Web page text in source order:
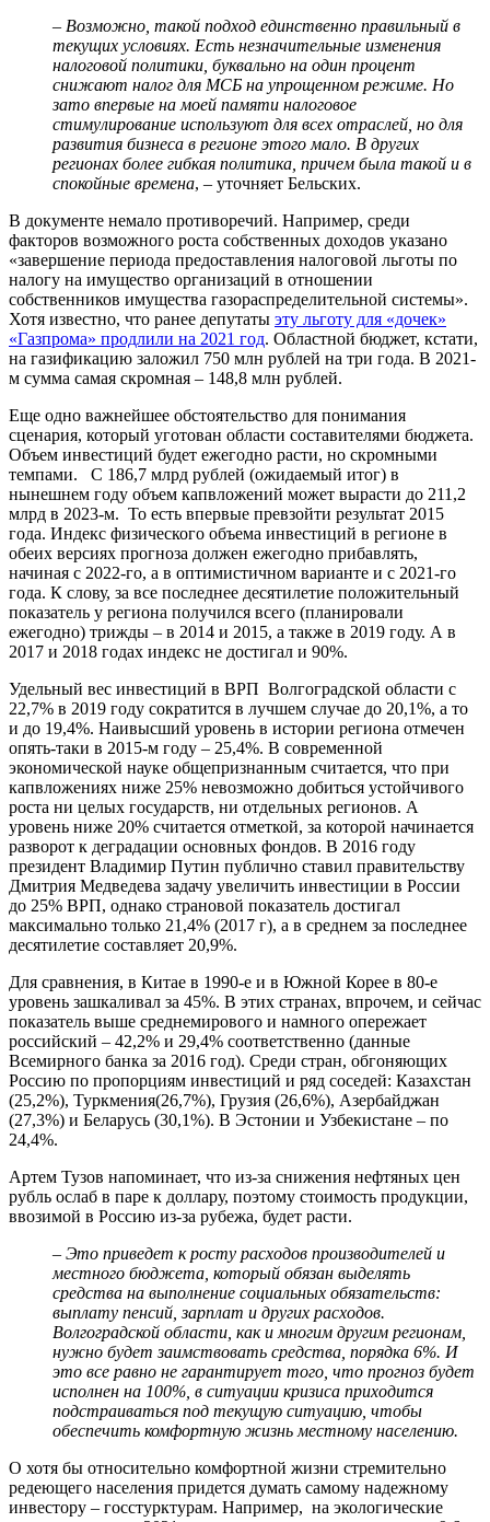
– Возможно, такой подход единственно правильный в
текущих условиях. Есть незначительные изменения
налоговой политики, буквально на один процент
снижают налог для МСБ на упрощенном режиме. Но
зато впервые на моей памяти налоговое
стимулирование используют для всех отраслей, но для
развития бизнеса в регионе этого мало. В других
регионах более гибкая политика, причем была такой и в
спокойные времена, – уточняет Бельских.
В документе немало противоречий. Например, среди
факторов возможного роста собственных доходов указано
«завершение периода предоставления налоговой льготы по
налогу на имущество организаций в отношении
собственников имущества газораспределительной системы».
Хотя известно, что ранее депутаты эту льготу для «дочек»
«Газпрома» продлили на 2021 год. Областной бюджет, кстати,
на газификацию заложил 750 млн рублей на три года. В 2021-
м сумма самая скромная – 148,8 млн рублей.
Еще одно важнейшее обстоятельство для понимания
сценария, который уготован области составителями бюджета.
Объем инвестиций будет ежегодно расти, но скромными
темпами. С 186,7 млрд рублей (ожидаемый итог) в
нынешнем году объем капвложений может вырасти до 211,2
млрд в 2023-м. То есть впервые превзойти результат 2015
года. Индекс физического объема инвестиций в регионе в
обеих версиях прогноза должен ежегодно прибавлять,
начиная с 2022-го, а в оптимистичном варианте и с 2021-го
года. К слову, за все последнее десятилетие положительный
показатель у региона получился всего (планировали
ежегодно) трижды – в 2014 и 2015, а также в 2019 году. А в
2017 и 2018 годах индекс не достигал и 90%.
Удельный вес инвестиций в ВРП Волгоградской области с
22,7% в 2019 году сократится в лучшем случае до 20,1%, а то
и до 19,4%. Наивысший уровень в истории региона отмечен
опять-таки в 2015-м году – 25,4%. В современной
экономической науке общепризнанным считается, что при
капвложениях ниже 25% невозможно добиться устойчивого
роста ни целых государств, ни отдельных регионов. А
уровень ниже 20% считается отметкой, за которой начинается
разворот к деградации основных фондов. В 2016 году
президент Владимир Путин публично ставил правительству
Дмитрия Медведева задачу увеличить инвестиции в России
до 25% ВРП, однако страновой показатель достигал
максимально только 21,4% (2017 г), а в среднем за последнее
десятилетие составляет 20,9%.
Для сравнения, в Китае в 1990-е и в Южной Корее в 80-е
уровень зашкаливал за 45%. В этих странах, впрочем, и сейчас
показатель выше среднемирового и намного опережает
российский – 42,2% и 29,4% соответственно (данные
Всемирного банка за 2016 год). Среди стран, обгоняющих
Россию по пропорциям инвестиций и ряд соседей: Казахстан
(25,2%), Туркмения(26,7%), Грузия (26,6%), Азербайджан
(27,3%) и Беларусь (30,1%). В Эстонии и Узбекистане – по
24,4%.
Артем Тузов напоминает, что из-за снижения нефтяных цен
рубль ослаб в паре к доллару, поэтому стоимость продукции,
ввозимой в Россию из-за рубежа, будет расти.
– Это приведет к росту расходов производителей и
местного бюджета, который обязан выделять
средства на выполнение социальных обязательств:
выплату пенсий, зарплат и других расходов.
Волгоградской области, как и многим другим регионам,
нужно будет заимствовать средства, порядка 6%. И
это все равно не гарантирует того, что прогноз будет
исполнен на 100%, в ситуации кризиса приходится
подстраиваться под текущую ситуацию, чтобы
обеспечить комфортную жизнь местному населению.
О хотя бы относительно комфортной жизни стремительно
редеющего населения придется думать самому надежному
инвестору – госстурктурам. Например, на экологические